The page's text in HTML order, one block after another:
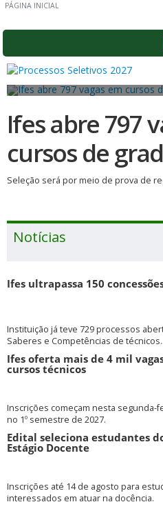
PÁGINA INICIAL
Ifes abre 797
cursos de
Seleção será por meio de prova de
Notícias
Ifes ultrapassa 150 concessões
Instituição já teve 729 processos
Saberes e Competências de
Ifes oferta mais de 4 mil
cursos técnicos
Inscrições começam nesta segunda-
no 1º semestre de 2027.
Edital seleciona estudantes
Estágio Docente
Inscrições até 14 de agosto para
interessados em atuar na docência.